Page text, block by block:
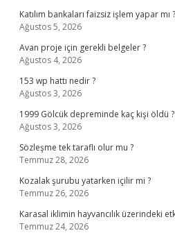
Katılım bankaları faizsiz işlem yapar mı ?
Ağustos 5, 2026
Avan proje için gerekli belgeler ?
Ağustos 4, 2026
153 wp hattı nedir ?
Ağustos 3, 2026
1999 Gölcük depreminde kaç kişi öldü ?
Ağustos 3, 2026
Sözleşme tek taraflı olur mu ?
Temmuz 28, 2026
Kozalak şurubu yatarken içilir mi ?
Temmuz 26, 2026
Karasal iklimin hayvancılık üzerindeki
Temmuz 24, 2026